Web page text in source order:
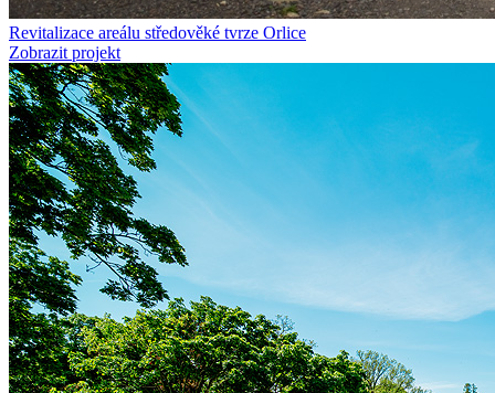
Revitalizace areálu středověké tvrze Orlice
Zobrazit projekt